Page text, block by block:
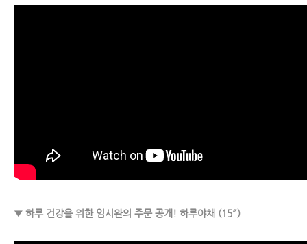
▼ 하루 건강을 위한 임시완의 주문 공개! 하루야채 (15″)